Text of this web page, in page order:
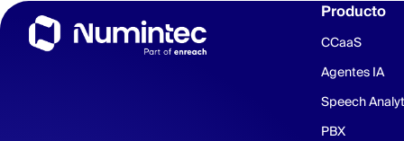
Producto
CCaaS
Agentes IA
Speech
PBX